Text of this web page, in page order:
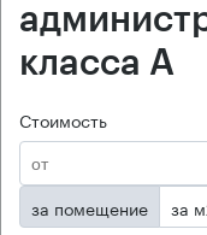
класса А
Стоимость
за помещение
за